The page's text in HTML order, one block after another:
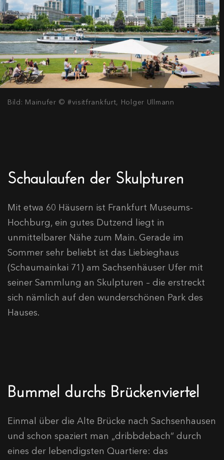
Bild: Mainufer © #visitfrankfurt, Holger Ullmann
Schaulaufen der Skulpturen
Mit etwa 60 Häusern ist Frankfurt Museums-
Hochburg, ein gutes Dutzend liegt in
unmittelbarer Nähe zum Main. Gerade im
Sommer sehr beliebt ist das Liebieghaus
(Schaumainkai 71) am Sachsenhäuser Ufer mit
seiner Sammlung an Skulpturen – die erstreckt
sich nämlich auf den wunderschönen Park des
Hauses.
Bummel durchs Brückenviertel
Einmal über die Alte Brücke nach Sachsenhausen
und schon spaziert man „dribbdebach“ durch
eines der lebendigsten Quartiere: das